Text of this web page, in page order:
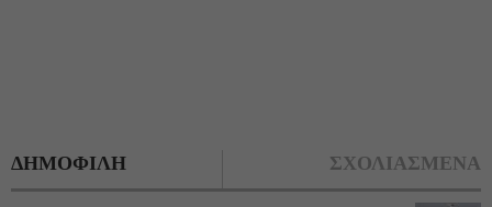
ΔΗΜΟΦΙΛΗ ΣΧΟΛΙΑΣΜΕΝΑ